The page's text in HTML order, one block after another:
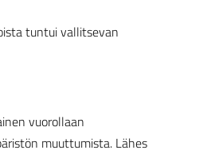
tuntui vallitsevan
vuorollaan
muuttumista. Lähes